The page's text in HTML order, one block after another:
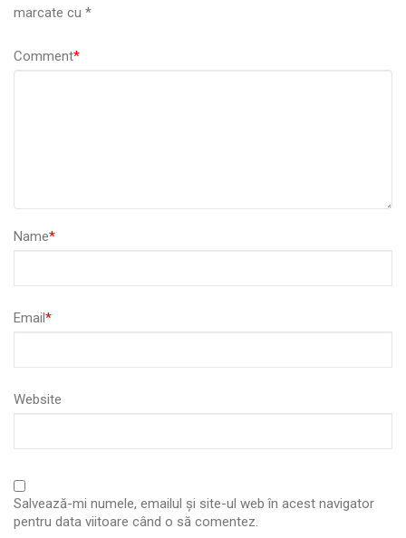
marcate cu *
Comment*
Name*
Email*
Website
Salvează-mi numele, emailul și site-ul web în acest navigator
pentru data viitoare când o să comentez.